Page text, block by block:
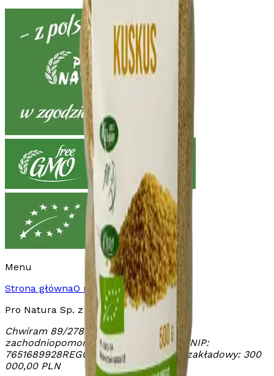
Menu
Strona głównaO nasProduktyKontakt
Pro Natura Sp. z o.o.
Chwiram 89/278-627 Chwiram
woj.
zachodniopomorskieKRS: 0000458607NIP:
7651689928REGON:321363671
Kapitał zakładowy: 300
000,00 PLN